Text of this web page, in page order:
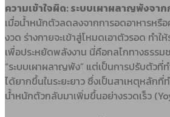
ความเข้าใจผิด: ระบบเผาผลาญพังจา
เมื่อน้ำหนักตัวลดลงจากการอดอาหารหรื
งวด ร่างกายจะเข้าสู่โหมดเอาตัวรอด ทำ
เพื่อประหยัดพลังงาน นี่คือกลไกทางธรรม
“ระบบเผาผลาญพัง” แต่เป็นการปรับตัวที่
ได้ยากขึ้นในระยะยาว ซึ่งเป็นสาเหตุหลักที่
น้ำหนักตัวกลับมาเพิ่มขึ้นอย่างรวดเร็ว